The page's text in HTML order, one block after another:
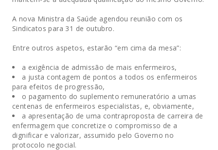
A nova Ministra da Saúde agendou reunião com os
Sindicatos para 31 de outubro.
Entre outros aspetos, estarão “em cima da mesa”:
a exigência de admissão de mais enfermeiros,
a justa contagem de pontos a todos os enfermeiros
para efeitos de progressão,
o pagamento do suplemento remuneratório a umas
centenas de enfermeiros especialistas, e, obviamente,
a apresentação de uma contraproposta de carreira de
enfermagem que concretize o compromisso de a
dignificar e valorizar, assumido pelo Governo no
protocolo negocial.